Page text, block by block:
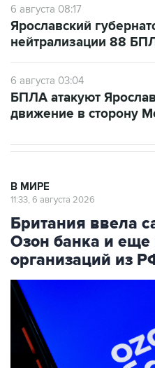
6 августа 08:17
Ярославский
нейтрализации 88
6 августа 03:04
БПЛА атакуют
движение в сторону
В МИРЕ
11:33, 6 августа 2026
Британия ввела
Озон банка и еще
организаций из